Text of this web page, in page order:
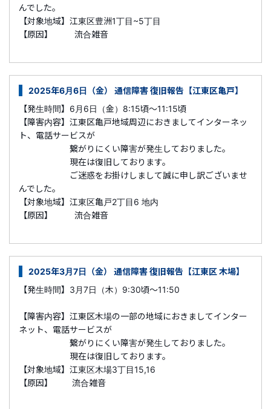
んでした。
【対象地域】江東区豊洲1丁目~5丁目
【原因】 流合雑音
2025年6月6日（金） 通信障害 復旧報告【江東区亀戸】
【発生時間】6月6日（金）8:15頃～11:15頃
【障害内容】江東区亀戸地域周辺におきましてインターネッ
ト、電話サービスが
繋がりにくい障害が発生しておりました。
現在は復旧しております。
ご迷惑をお掛けしまして誠に申し訳ございませ
んでした。
【対象地域】江東区亀戸2丁目6 地内
【原因】 流合雑音
2025年3月7日（金） 通信障害 復旧報告【江東区 木場】
【発生時間】3月7日（木）9:30頃～11:50
【障害内容】 江東区木場の一部の地域におきましてインター
ネット、電話サービスが
繋がりにくい障害が発生しておりました。
現在は復旧しております。
【対象地域】江東区木場3丁目15,16
【原因】 流合雑音